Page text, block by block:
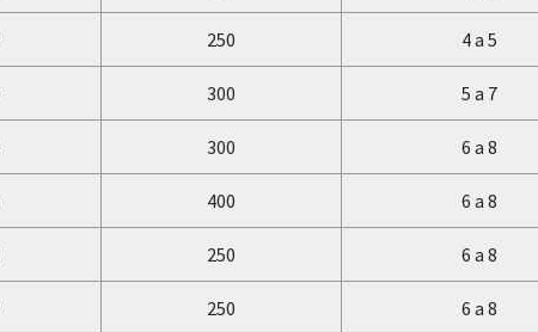
250 4 a 5
300 5 a 7
300 6 a 8
400 6 a 8
250 6 a 8
250 6 a 8